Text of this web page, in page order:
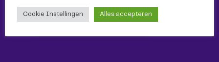
Cookie Instellingen Alles accepteren